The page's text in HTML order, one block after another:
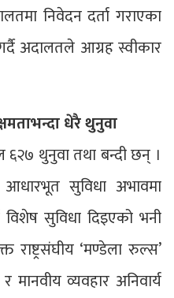
निवेदन दर्ता गराएका
अदालतले आग्रह स्वीकार
धेरै थुनुवा
६२७ थुनुवा तथा बन्दी छन् ।
सुविधा अभावमा
सुविधा दिइएको भनी
‘मण्डेला रुल्स’
व्यवहार अनिवार्य